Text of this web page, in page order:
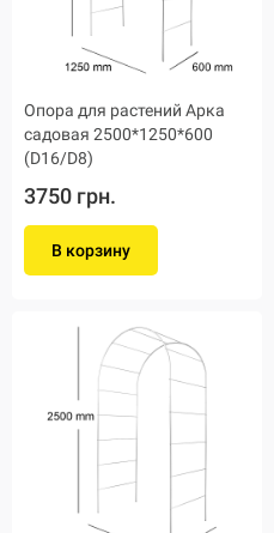
Опора для растений Арка
садовая 2500*1250*600
(D16/D8)
3750 грн.
В корзину